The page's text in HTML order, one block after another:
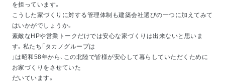
を担っています。
こうした家づくりに対する管理体制も建築会社選びの一つに加えてみて
はいかがでしょうか。
素敵なHPや営業トークだけでは安心な家づくりは出来ないと思いま
す。私たち「タカノグループは
」は昭和58年から、この北陸で皆様が安心して暮らしていただくために
お家づくりをさせていた
だいています。